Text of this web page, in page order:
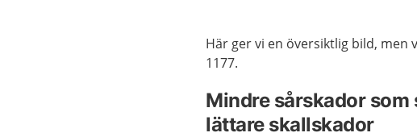
Här ger vi en översiktlig bild, men
1177.
Mindre sårskador som
lättare skallskador